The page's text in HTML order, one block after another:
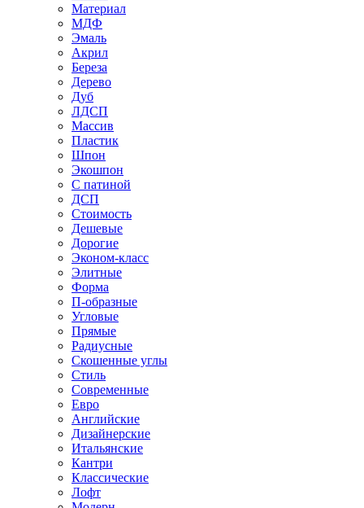
Материал
МДФ
Эмаль
Акрил
Береза
Дерево
Дуб
ЛДСП
Массив
Пластик
Шпон
Экошпон
С патиной
ДСП
Стоимость
Дешевые
Дорогие
Эконом-класс
Элитные
Форма
П-образные
Угловые
Прямые
Радиусные
Скошенные углы
Стиль
Современные
Евро
Английские
Дизайнерские
Итальянские
Кантри
Классические
Лофт